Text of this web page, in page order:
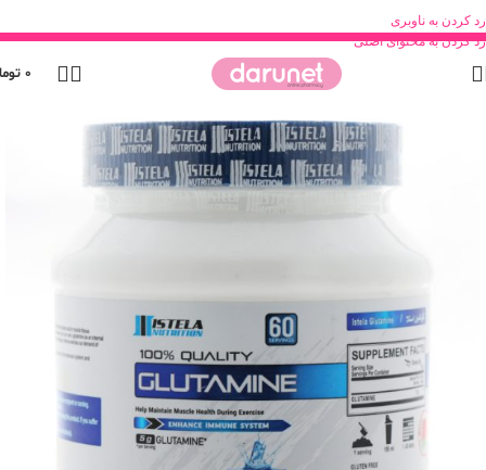
رد کردن به ناوبری
رد کردن به محتوای اصلی
0